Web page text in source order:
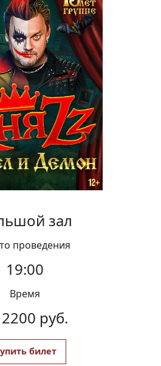
учёных
тур
зал
проведения
19:00
Время
руб.
билет